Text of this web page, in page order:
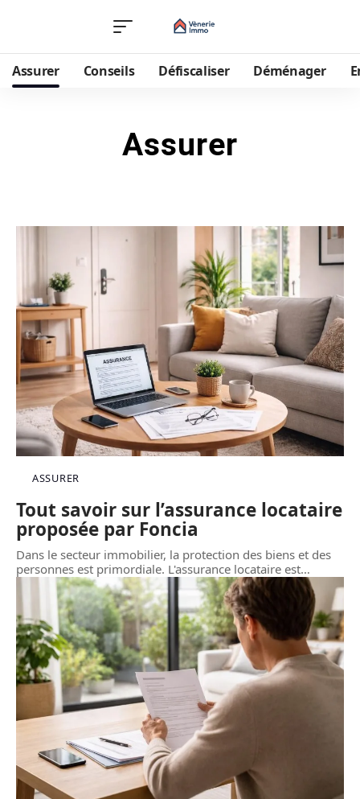
Assurer Conseils Défiscaliser Déménager
Assurer
ASSURER
Tout savoir sur l’assurance locataire
proposée par Foncia
Dans le secteur immobilier, la protection des biens et des
personnes est primordiale. L'assurance locataire est…